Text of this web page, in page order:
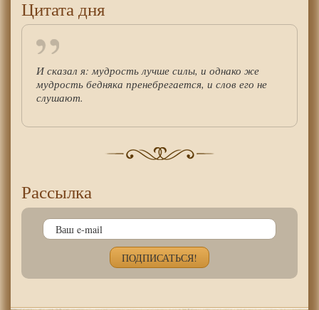
Цитата дня
И сказал я: мудрость лучше силы, и однако же
мудрость бедняка пренебрегается, и слов его не
слушают.
Рассылка